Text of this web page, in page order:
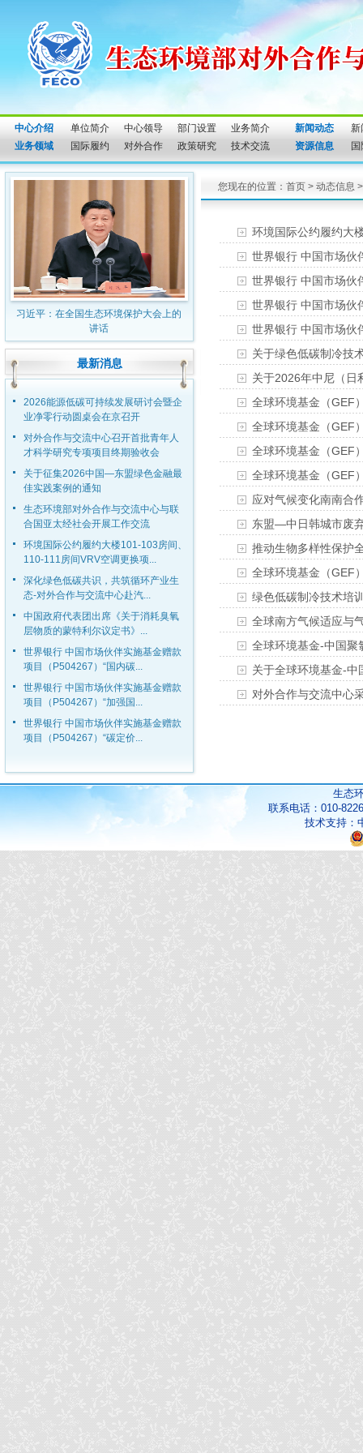
中心介绍 单位简介 中心领导 部门设置
业务简介
业务领域
国际履约 对外合作 政策研究 技术交流
新闻动态
新
资源信息
习近平：在全国生态环境保护大会上的
讲话
最新消息
2026能源低碳可持续发展研讨会暨企
业净零行动圆桌会在京召开
对外合作与交流中心召开首批青年人
才科学研究专项项目终期验收会
关于征集2026中国—东盟绿色金融最
佳实践案例的通知
生态环境部对外合作与交流中心与联
合国亚太经社会开展工作交流
环境国际公约履约大楼101-103房间、
110-111房间VRV空调更换项...
深化绿色低碳共识，共筑循环产业生
态-对外合作与交流中心赴汽...
中国政府代表团出席《关于消耗臭氧
层物质的蒙特利尔议定书》...
世界银行 中国市场伙伴实施基金赠款
项目（P504267）“国内碳...
世界银行 中国市场伙伴实施基金赠款
项目（P504267）“加强国...
世界银行 中国市场伙伴实施基金赠款
项目（P504267）“碳定价...
您现在的位置： 首页 > 动态信息
环境国际公约履约大
世界银行 中国市场伙
世界银行 中国市场伙
世界银行 中国市场伙
世界银行 中国市场伙
关于绿色低碳制冷技
关于2026年中尼（日
全球环境基金（GEF
全球环境基金（GEF
全球环境基金（GEF
全球环境基金（GEF
应对气候变化南南合
东盟—中日韩城市废
推动生物多样性保护
全球环境基金（GEF
绿色低碳制冷技术培
全球南方气候适应与
全球环境基金-中国聚
关于全球环境基金-
对外合作与交流中心
生态
联系电话：010-
技术支持：